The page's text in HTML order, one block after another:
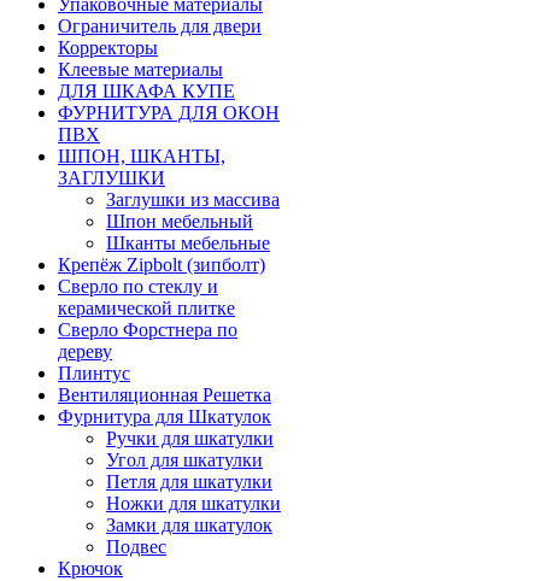
Упаковочные материалы
Ограничитель для двери
Корректоры
Клеевые материалы
ДЛЯ ШКАФА КУПЕ
ФУРНИТУРА ДЛЯ ОКОН
ПВХ
ШПОН, ШКАНТЫ,
ЗАГЛУШКИ
Заглушки из массива
Шпон мебельный
Шканты мебельные
Крепёж Zipbolt (зипболт)
Сверло по стеклу и
керамической плитке
Сверло Форстнера по
дереву
Плинтус
Вентиляционная Решетка
Фурнитура для Шкатулок
Ручки для шкатулки
Угол для шкатулки
Петля для шкатулки
Ножки для шкатулки
Замки для шкатулок
Подвес
Крючок